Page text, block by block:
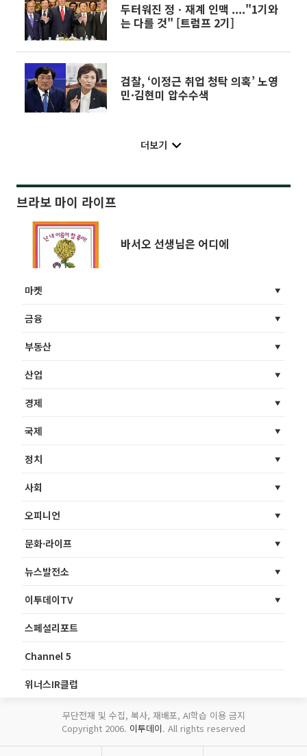
두터워진 정ㆍ재계 인맥 ...."1기와
는 다를 것" [트럼프 2기]
검찰, ‘이정근 취업 청탁 의혹’ 노영
민·김현미 압수수색
더보기
브라보 마이 라이프
바서오 선생님은 어디에
마켓
금융
부동산
산업
경제
국제
정치
사회
오피니언
문화·라이프
뉴스발전소
이투데이TV
스페셜리포트
Channel 5
위너스IR클럽
무단전재 및 수집, 복사, 재배포, AI학습 이용 금지
Copyright 2006. 이투데이. All rights reserved